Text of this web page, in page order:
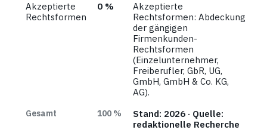
Akzeptierte
Rechtsformen
0 %
Akzeptierte
Rechtsformen: Abdeckung
der gängigen
Firmenkunden-
Rechtsformen
(Einzelunternehmer,
Freiberufler, GbR, UG,
GmbH, GmbH & Co. KG,
AG).
Gesamt 100 %
Stand: 2026 · Quelle:
redaktionelle Recherche